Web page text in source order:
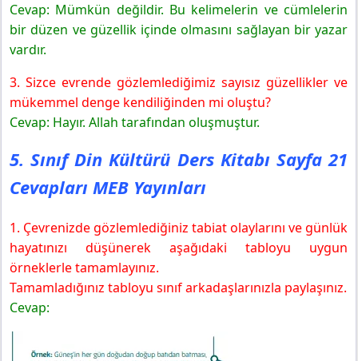
Yönerge
Değerlendirme
5. Sınıf Din Kültürü Ders Kitabı Sayfa 29 Cevapları MEB
Kontrol Noktası
Cevap: Mümkün değildir. Bu kelimelerin ve cümlelerin
bir düzen ve güzellik içinde olmasını sağlayan bir yazar
vardır.
3. Sizce evrende gözlemlediğimiz sayısız güzellikler ve
mükemmel denge kendiliğinden mi oluştu?
Cevap: Hayır. Allah tarafından oluşmuştur.
5. Sınıf Din Kültürü Ders Kitabı Sayfa 21
Cevapları MEB Yayınları
1. Çevrenizde gözlemlediğiniz tabiat olaylarını ve günlük
hayatınızı düşünerek aşağıdaki tabloyu uygun
örneklerle tamamlayınız.
Tamamladığınız tabloyu sınıf arkadaşlarınızla paylaşınız.
Cevap: